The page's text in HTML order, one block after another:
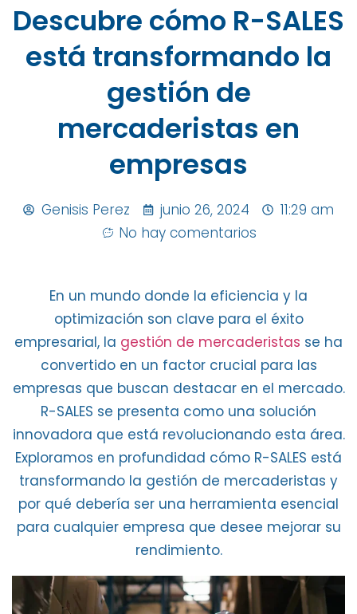
Descubre cómo R-SALES
está transformando la
gestión de
mercaderistas en
empresas
Genisis Perez junio 26, 2024
11:29 am
No hay comentarios
En un mundo donde la eficiencia y la
optimización son clave para el éxito
empresarial, la gestión de mercaderistas se ha
convertido en un factor crucial para las
empresas que buscan destacar en el mercado.
R-SALES se presenta como una solución
innovadora que está revolucionando esta área.
Exploramos en profundidad cómo R-SALES está
transformando la gestión de mercaderistas y
por qué debería ser una herramienta esencial
para cualquier empresa que desee mejorar su
rendimiento.